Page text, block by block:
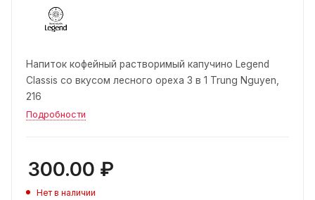
Напиток кофейный растворимый капучино Legend
Classis со вкусом лесного ореха 3 в 1 Trung Nguyen,
216
Подробности
300.00 ₽
Нет в наличии